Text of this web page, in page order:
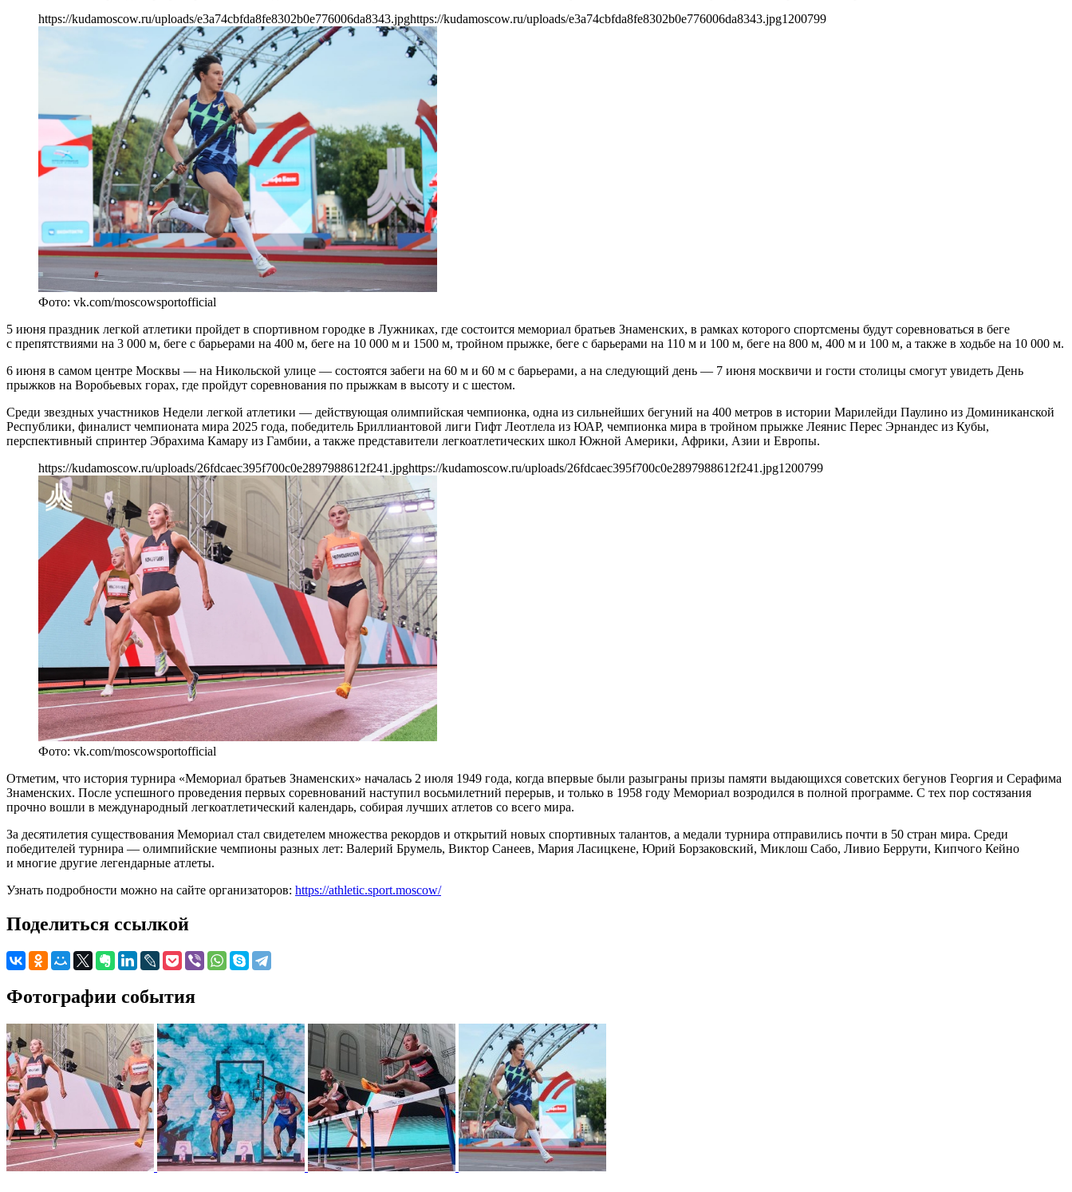
https://kudamoscow.ru/uploads/e3a74cbfda8fe8302b0e776006da8343.jpghttps://kudamoscow.ru/uploads/e3a74cbfda8fe8302b0e776006da8343.jpg1200799
Фото: vk.com/moscowsportofficial
5 июня праздник легкой атлетики пройдет в спортивном городке в Лужниках, где состоится мемориал братьев Знаменских, в рамках которого спортсмены будут соревноваться в беге
с препятствиями на 3 000 м, беге с барьерами на 400 м, беге на 10 000 м и 1500 м, тройном прыжке, беге с барьерами на 110 м и 100 м, беге на 800 м, 400 м и 100 м, а также в ходьбе на 10 000 м.
6 июня в самом центре Москвы — на Никольской улице — состоятся забеги на 60 м и 60 м с барьерами, а на следующий день — 7 июня москвичи и гости столицы смогут увидеть День
прыжков на Воробьевых горах, где пройдут соревнования по прыжкам в высоту и с шестом.
Среди звездных участников Недели легкой атлетики — действующая олимпийская чемпионка, одна из сильнейших бегуний на 400 метров в истории Марилейди Паулино из Доминиканской
Республики, финалист чемпионата мира 2025 года, победитель Бриллиантовой лиги Гифт Леотлела из ЮАР, чемпионка мира в тройном прыжке Леянис Перес Эрнандес из Кубы,
перспективный спринтер Эбрахима Камару из Гамбии, а также представители легкоатлетических школ Южной Америки, Африки, Азии и Европы.
https://kudamoscow.ru/uploads/26fdcaec395f700c0e2897988612f241.jpghttps://kudamoscow.ru/uploads/26fdcaec395f700c0e2897988612f241.jpg1200799
Фото: vk.com/moscowsportofficial
Отметим, что история турнира «Мемориал братьев Знаменских» началась 2 июля 1949 года, когда впервые были разыграны призы памяти выдающихся советских бегунов Георгия и Серафима
Знаменских. После успешного проведения первых соревнований наступил восьмилетний перерыв, и только в 1958 году Мемориал возродился в полной программе. С тех пор состязания
прочно вошли в международный легкоатлетический календарь, собирая лучших атлетов со всего мира.
За десятилетия существования Мемориал стал свидетелем множества рекордов и открытий новых спортивных талантов, а медали турнира отправились почти в 50 стран мира. Среди
победителей турнира — олимпийские чемпионы разных лет: Валерий Брумель, Виктор Санеев, Мария Ласицкене, Юрий Борзаковский, Миклош Сабо, Ливио Беррути, Кипчого Кейно
и многие другие легендарные атлеты.
Узнать подробности можно на сайте организаторов: https://athletic.sport.moscow/
Поделиться ссылкой
Фотографии события